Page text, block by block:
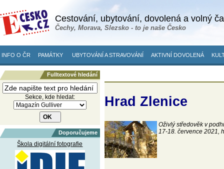
Cestování, ubytování, dovolená a volný
Čechy, Morava, Slezsko - to je naše Česko
INFO O ČR PAMÁTKY UBYTOVÁNÍ A STRAVOVÁNÍ AKTIVNÍ DOVOLENÁ
Fulltextové hledání
Sekce, kde hledat:
Doporučujeme
Škola digitální fotografie
Hrad Zlenice
Oživlý středověk v
17-18. července 2021,